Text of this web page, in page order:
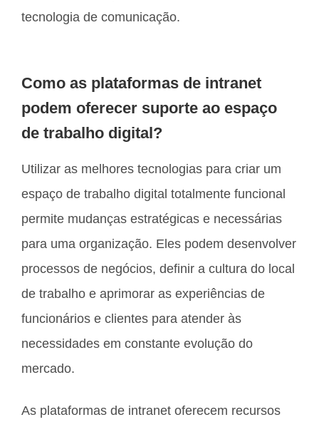
tecnologia de comunicação.
Como as plataformas de intranet
podem oferecer suporte ao espaço
de trabalho digital?
Utilizar as melhores tecnologias para criar um
espaço de trabalho digital totalmente funcional
permite mudanças estratégicas e necessárias
para uma organização. Eles podem desenvolver
processos de negócios, definir a cultura do local
de trabalho e aprimorar as experiências de
funcionários e clientes para atender às
necessidades em constante evolução do
mercado.
As plataformas de intranet oferecem recursos